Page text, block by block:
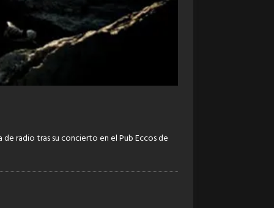
radio tras su concierto en el Pub Eccos de